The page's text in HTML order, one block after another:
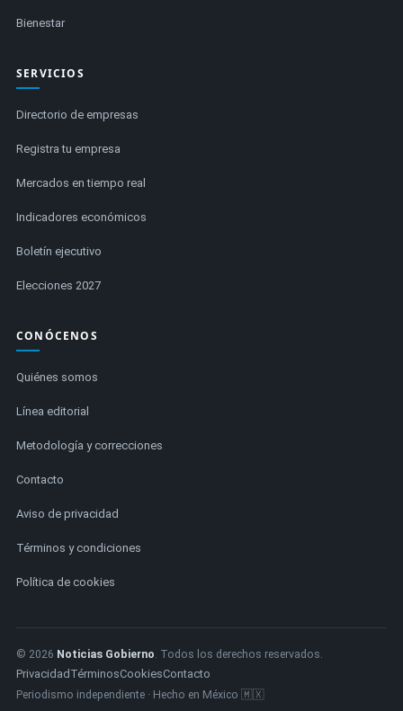
Bienestar
SERVICIOS
Directorio de empresas
Registra tu empresa
Mercados en tiempo real
Indicadores económicos
Boletín ejecutivo
Elecciones 2027
CONÓCENOS
Quiénes somos
Línea editorial
Metodología y correcciones
Contacto
Aviso de privacidad
Términos y condiciones
Política de cookies
© 2026 Noticias Gobierno. Todos los derechos reservados.
Privacidad TérminosCookiesContacto
Periodismo independiente · Hecho en México 🇲🇽